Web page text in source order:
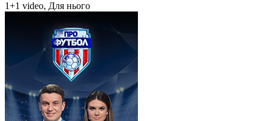
1+1 video, Для нього